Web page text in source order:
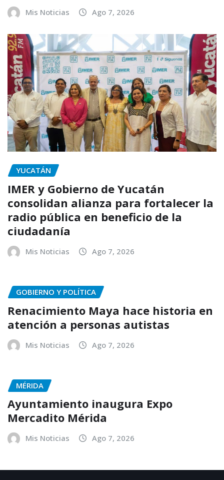
Mis Noticias Ago 7, 2026
YUCATÁN
IMER y Gobierno de Yucatán
consolidan alianza para fortalecer la
radio pública en beneficio de la
ciudadanía
Mis Noticias Ago 7, 2026
GOBIERNO Y POLÍTICA
Renacimiento Maya hace historia en
atención a personas autistas
Mis Noticias Ago 7, 2026
MÉRIDA
Ayuntamiento inaugura Expo
Mercadito Mérida
Mis Noticias Ago 7, 2026